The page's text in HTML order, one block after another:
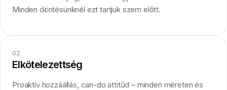
Minden döntésünknél ezt tartjuk szem előtt.
02
Elkötelezettség
Proaktív hozzáállás, can-do attitűd – minden méreten és